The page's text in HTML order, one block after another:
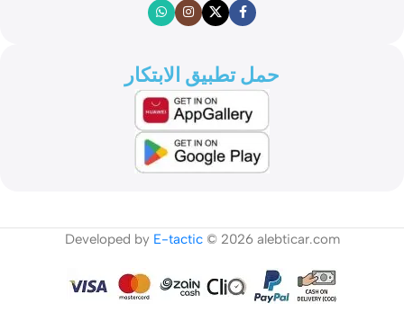
حمل تطبيق الابتكار
Developed by E-tactic© 2026 alebticar.com